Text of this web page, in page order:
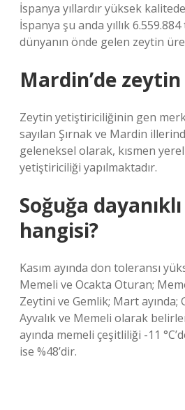
İspanya yıllardır yüksek
İspanya şu anda yıllık
dünyanın önde gelen zeytin
Mardin’de
Zeytin yetiştiriciliğinin gen
sayılan Şırnak ve Mardin
geleneksel olarak, kısmen
yetiştiriciliği yapılmaktadır.
Soğuğa
hangisi?
Kasım ayında don toleransı
Memeli ve Ocakta Oturan;
Zeytini ve Gemlik; Mart ayında;
Ayvalık ve Memeli olarak
ayında memeli çeşitliliği -11
ise %48’dir.